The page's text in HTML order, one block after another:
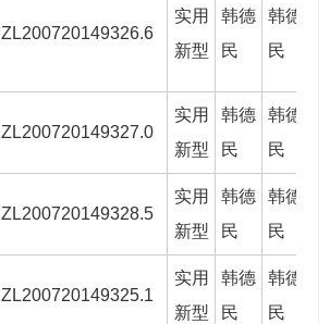
ZL200720149326.6
实用
新型
韩德
民
韩德
民
ZL200720149327.0
实用
新型
韩德
民
韩德
民
ZL200720149328.5
实用
新型
韩德
民
韩德
民
ZL200720149325.1
实用
新型
韩德
民
韩德
民